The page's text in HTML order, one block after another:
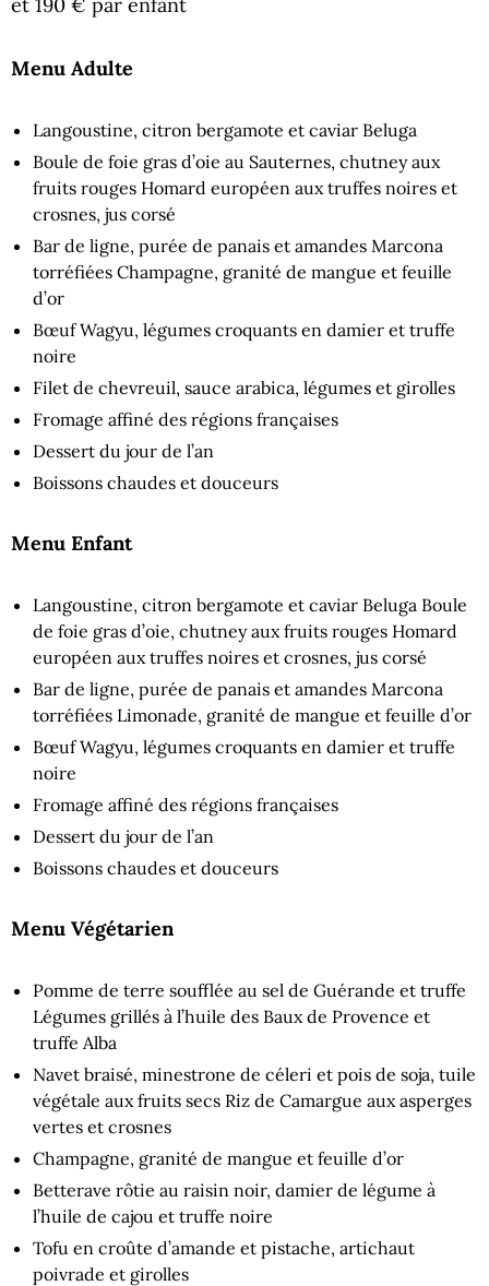
Menu Adulte
Langoustine, citron bergamote et caviar Beluga
Boule de foie gras d’oie au Sauternes, chutney aux
fruits rouges Homard européen aux truffes noires et
crosnes, jus corsé
Bar de ligne, purée de panais et amandes Marcona
torréfiées Champagne, granité de mangue et feuille
d’or
Bœuf Wagyu, légumes croquants en damier et truffe
noire
Filet de chevreuil, sauce arabica, légumes et girolles
Fromage affiné des régions françaises
Dessert du jour de l’an
Boissons chaudes et douceurs
Menu Enfant
Langoustine, citron bergamote et caviar Beluga Boule
de foie gras d’oie, chutney aux fruits rouges Homard
européen aux truffes noires et crosnes, jus corsé
Bar de ligne, purée de panais et amandes Marcona
torréfiées Limonade, granité de mangue et feuille d’or
Bœuf Wagyu, légumes croquants en damier et truffe
noire
Fromage affiné des régions françaises
Dessert du jour de l’an
Boissons chaudes et douceurs
Menu Végétarien
Pomme de terre soufflée au sel de Guérande et truffe
Légumes grillés à l’huile des Baux de Provence et
truffe Alba
Navet braisé, minestrone de céleri et pois de soja, tuile
végétale aux fruits secs Riz de Camargue aux asperges
vertes et crosnes
Champagne, granité de mangue et feuille d’or
Betterave rôtie au raisin noir, damier de légume à
l’huile de cajou et truffe noire
Tofu en croûte d’amande et pistache, artichaut
poivrade et girolles